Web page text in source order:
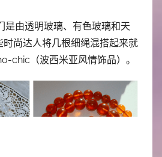
是由透明玻璃、有色玻璃和天
尚达人将几根细绳混搭起来就
chic（波西米亚风情饰品）。